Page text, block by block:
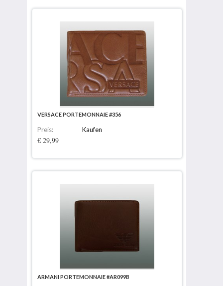
VERSACE PORTEMONNAIE #356
Preis:
€ 29,99
Kaufen
ARMANI PORTEMONNAIE #AR099B